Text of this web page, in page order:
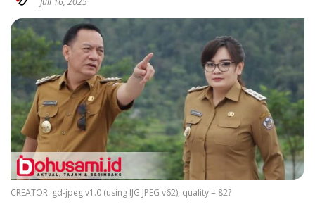
CREATOR: gd-jpeg v1.0 (using IJG JPEG v62), quality = 82?